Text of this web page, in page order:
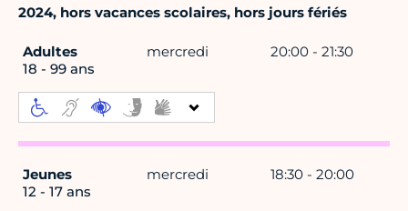
2024, hors vacances scolaires, hors jours fériés
Adultes
18 - 99 ans
mercredi 20:00 - 21:30
Jeunes
12 - 17 ans
mercredi 18:30 - 20:00